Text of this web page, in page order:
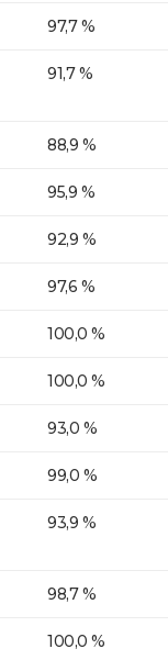
97,7 %
91,7 %
88,9 %
95,9 %
92,9 %
97,6 %
100,0 %
100,0 %
93,0 %
99,0 %
93,9 %
98,7 %
100,0 %